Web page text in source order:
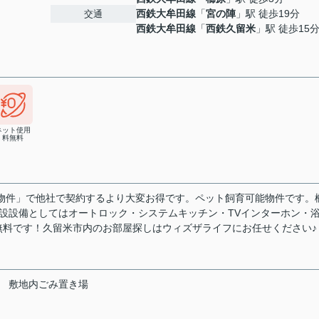
交通
西鉄大牟田線 「宮の陣」駅 徒歩19分
西鉄大牟田線 「西鉄久留米 」駅 徒歩15分
ット使用
料無料
」で他社で契約するより大変お得です。ペット飼育可能物件です。
設備としてはオートロック・システムキッチン・TVインターホン・
です！久留米市内のお部屋探しはウィズザライフにお任せください♪
敷地内ごみ置き場